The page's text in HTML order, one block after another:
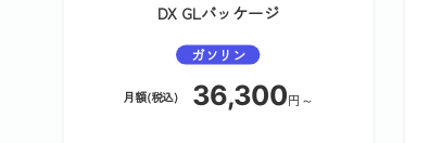
DX GLパッケージ
ガソリン
月額(税込) 36,300円～